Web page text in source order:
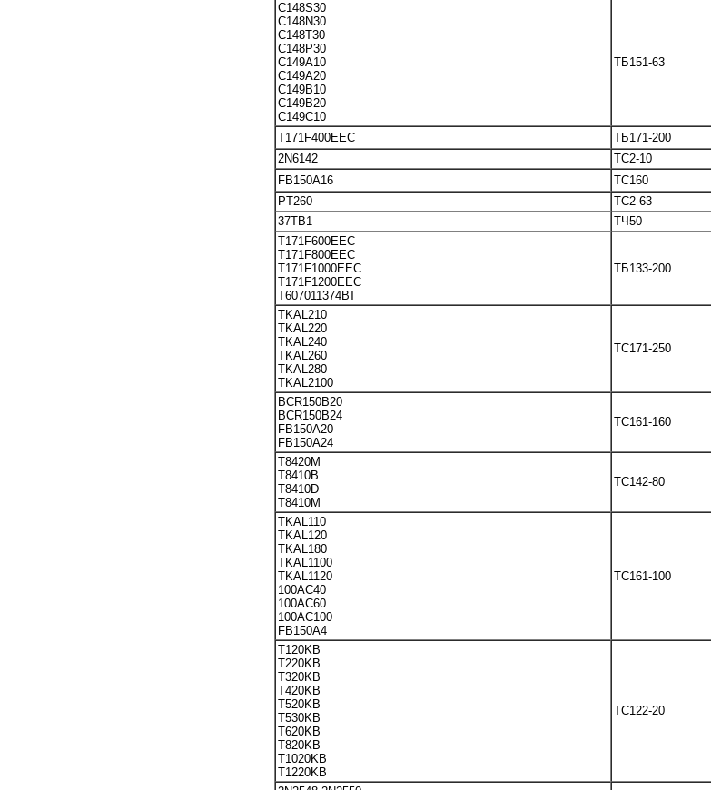
C148S30
C148N30
C148T30
C148P30
C149A10
C149A20
C149B10
C149B20
C149C10
TБ151-63
T171F400EEC
ТБ171-200
2N6142
TC2-10
FB150A16
TC160
PT260
TC2-63
37TB1
ТЧ50
T171F600EEC
T171F800EEC
T171F1000EEC
T171F1200EEC
Т607011374ВТ
ТБ133-200
TKAL210
TKAL220
TKAL240
TKAL260
TKAL280
TKAL2100
TC171-250
BCR150B20
BCR150B24
FB150A20
FB150A24
TC161-160
T8420M
T8410B
T8410D
T8410M
TC142-80
TKAL110
TKAL120
TKAL180
TKAL1100
TKAL1120
100AC40
100AC60
100AC100
FB150A4
TC161-100
T120KB
T220KB
T320KB
T420KB
T520KB
T530KB
T620KB
T820KB
T1020KB
T1220KB
TC122-20